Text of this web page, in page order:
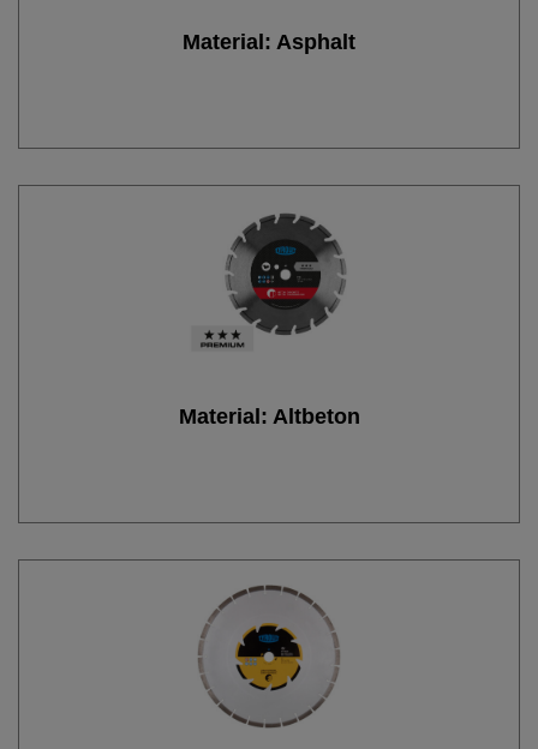
Material: Asphalt
Material: Altbeton